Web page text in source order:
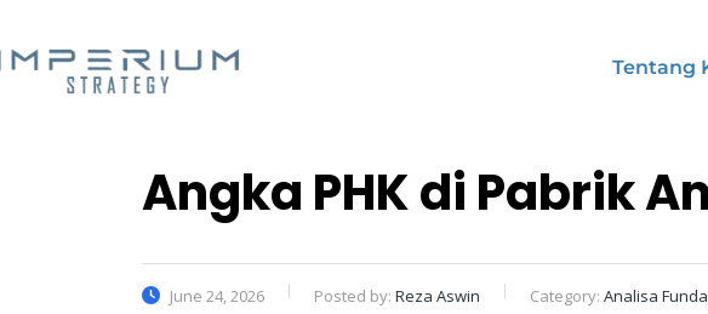
Tentang
Angka PHK di Pabrik
June 24, 2026 Posted by: Reza Aswin Category: Analisa